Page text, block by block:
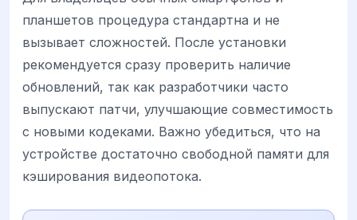
планшетов процедура стандартна и не
вызывает сложностей. После установки
рекомендуется сразу проверить наличие
обновлений, так как разработчики часто
выпускают патчи, улучшающие совместимость
с новыми кодеками. Важно убедиться, что на
устройстве достаточно свободной памяти для
кэширования видеопотока.